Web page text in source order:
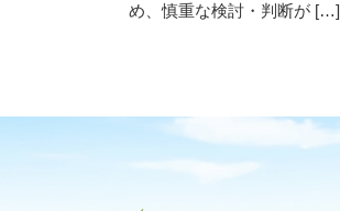
め、慎重な検討・判断が […]